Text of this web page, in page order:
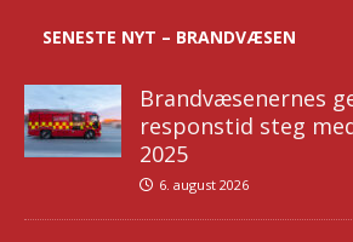
SENESTE NYT – BRANDVÆSEN
Brandvæsenernes
responstid steg
2025
6. august 2026